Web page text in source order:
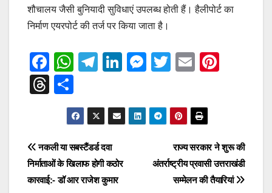
शौचालय जैसी बुनियादी सुविधाएं उपलब्ध होती हैं। हैलीपोर्ट का
निर्माण एयरपोर्ट की तर्ज पर किया जाता है।
F
a
c
b
o
o
W
s
A
p
p
T
gr
a
m
Li
e
n
M
e
g
T
er
E
st
T
hr
a
d
s
h
ar
e
Post
navigation
राज्य सरकार ने शुरू की
अंतर्राष्ट्रीय प्रवासी उत्तराखंडी
सम्मेलन की तैयारियां
नकली या सबस्टैंडर्ड दवा
निर्माताओं के खिलाफ होगी कठोर
कारवाई:- डॉ आर राजेश कुमार